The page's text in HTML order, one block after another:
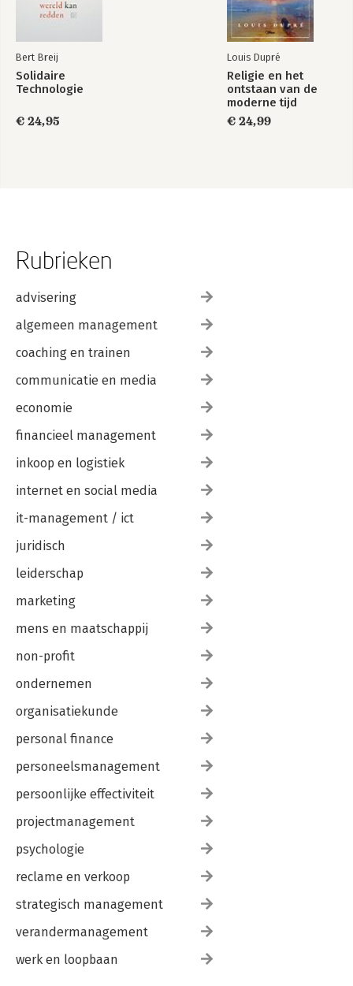
Bert Breij
Solidaire
Technologie
€ 24,95
Louis Dupré
Religie en het
ontstaan van de
moderne tijd
€ 24,99
Rubrieken
advisering
algemeen management
coaching en trainen
communicatie en media
economie
financieel management
inkoop en logistiek
internet en social media
it-management / ict
juridisch
leiderschap
marketing
mens en maatschappij
non-profit
ondernemen
organisatiekunde
personal finance
personeelsmanagement
persoonlijke effectiviteit
projectmanagement
psychologie
reclame en verkoop
strategisch management
verandermanagement
werk en loopbaan